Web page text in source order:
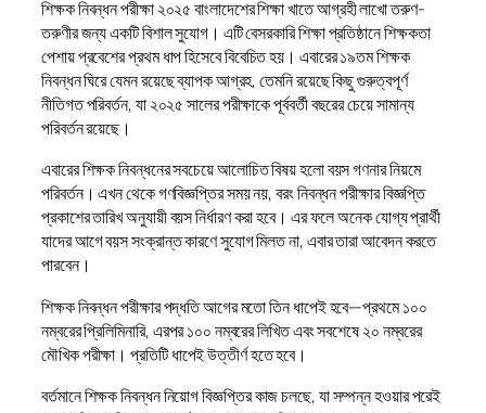
শিক্ষক নিবন্ধন পরীক্ষা ২০২৫ বাংলাদেশের শিক্ষা খাতে আগ্রহী লাখো তরুণ-
তরুণীর জন্য একটি বিশাল সুযোগ। এটি বেসরকারি শিক্ষা প্রতিষ্ঠানে শিক্ষকতা
পেশায় প্রবেশের প্রথম ধাপ হিসেবে বিবেচিত হয়। এবারের ১৯তম শিক্ষক
নিবন্ধন ঘিরে যেমন রয়েছে ব্যাপক আগ্রহ, তেমনি রয়েছে কিছু গুরুত্বপূর্ণ
নীতিগত পরিবর্তন, যা ২০২৫ সালের পরীক্ষাকে পূর্ববর্তী বছরের চেয়ে সামান্য
পরিবর্তন রয়েছে।
এবারের শিক্ষক নিবন্ধনের সবচেয়ে আলোচিত বিষয় হলো বয়স গণনার নিয়মে
পরিবর্তন। এখন থেকে গণবিজ্ঞপ্তির সময় নয়, বরং নিবন্ধন পরীক্ষার বিজ্ঞপ্তি
প্রকাশের তারিখ অনুযায়ী বয়স নির্ধারণ করা হবে। এর ফলে অনেক যোগ্য প্রার্থী
যাদের আগে বয়স সংক্রান্ত কারণে সুযোগ মিলত না, এবার তারা আবেদন করতে
পারবেন।
শিক্ষক নিবন্ধন পরীক্ষার পদ্ধতি আগের মতো তিন ধাপেই হবে—প্রথমে ১০০
নম্বরের প্রিলিমিনারি, এরপর ১০০ নম্বরের লিখিত এবং সবশেষে ২০ নম্বরের
মৌখিক পরীক্ষা। প্রতিটি ধাপেই উত্তীর্ণ হতে হবে।
বর্তমানে শিক্ষক নিবন্ধন নিয়োগ বিজ্ঞপ্তির কাজ চলছে, যা সম্পন্ন হওয়ার পরেই